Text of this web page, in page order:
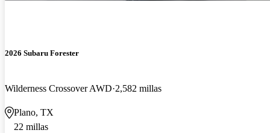
2026 Subaru Forester
Wilderness Crossover AWD 2,582 millas
Plano, TX
22 millas